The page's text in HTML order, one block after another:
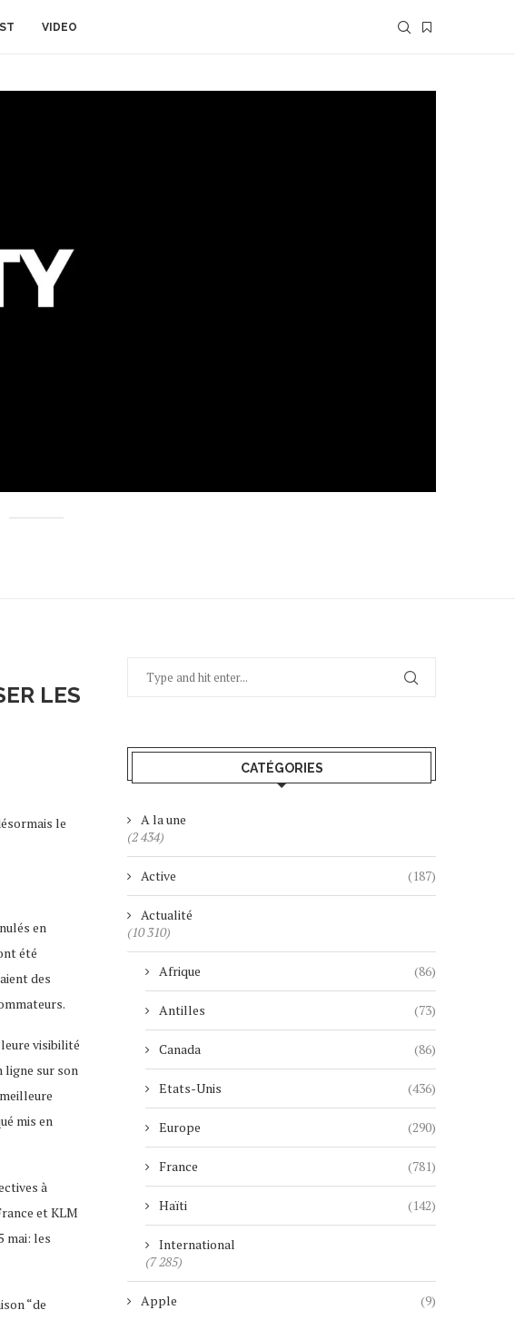
VIDEO
LES
le
en
été
des
visibilité
ligne sur son
mis en
à
et KLM
mai: les
“de
CATÉGORIES
A la une
(2 434)
Active (187)
Actualité
(10 310)
Afrique (86)
Antilles (73)
Canada (86)
Etats-Unis (436)
Europe (290)
France (781)
Haïti (142)
International
(7 285)
Apple (9)